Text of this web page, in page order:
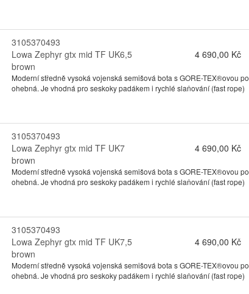
3105370493
Lowa Zephyr gtx mid TF UK6,5
brown
4 690,00 Kč
Moderní středně vysoká vojenská semišová bota s GORE-TEX®ovou
ohebná. Je vhodná pro seskoky padákem i rychlé slaňování (fast rope)
3105370493
Lowa Zephyr gtx mid TF UK7
brown
4 690,00 Kč
Moderní středně vysoká vojenská semišová bota s GORE-TEX®ovou
ohebná. Je vhodná pro seskoky padákem i rychlé slaňování (fast rope)
3105370493
Lowa Zephyr gtx mid TF UK7,5
brown
4 690,00 Kč
Moderní středně vysoká vojenská semišová bota s GORE-TEX®ovou
ohebná. Je vhodná pro seskoky padákem i rychlé slaňování (fast rope)